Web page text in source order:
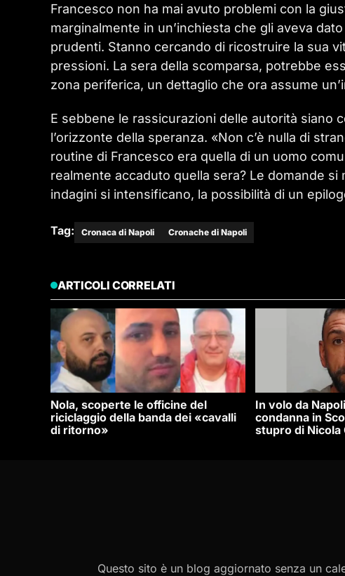
Francesco non ha mai avuto problemi con la
marginalmente in un’inchiesta che gli aveva
prudenti. Stanno cercando di ricostruire la sua
pressioni. La sera della scomparsa, potrebbe
zona periferica, un dettaglio che ora assume
E sebbene le rassicurazioni delle autorità siano
l’orizzonte della speranza. «Non c’è nulla di
routine di Francesco era quella di un uomo
realmente accaduto quella sera? Le domande
indagini si intensificano, la possibilità di un
Tag: Cronaca di Napoli Cronache di Napoli
ARTICOLI CORRELATI
Nola, scoperte le officine del
riciclaggio della banda dei «cavalli
di ritorno»
In volo da
condanna in
stupro di Nicola
Questo sito è un blog aggiornato senza un